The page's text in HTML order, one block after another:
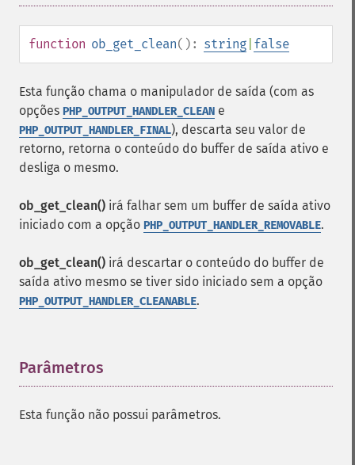
function ob_get_clean(): string false
Esta função chama o manipulador de saída (com as
opções PHP_OUTPUT_HANDLER_CLEAN e
PHP_OUTPUT_HANDLER_FINAL), descarta seu valor de
retorno, retorna o conteúdo do buffer de saída ativo e
desliga o mesmo.
ob_get_clean() irá falhar sem um buffer de saída ativo
iniciado com a opção PHP_OUTPUT_HANDLER_REMOVABLE.
ob_get_clean() irá descartar o conteúdo do buffer de
saída ativo mesmo se tiver sido iniciado sem a opção
PHP_OUTPUT_HANDLER_CLEANABLE.
Parâmetros
Esta função não possui parâmetros.